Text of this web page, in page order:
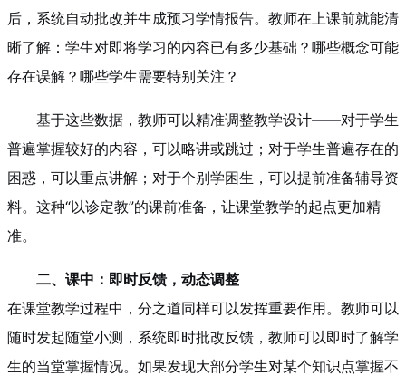
后，系统自动批改并生成预习学情报告。教师在上课前就能清
晰了解：学生对即将学习的内容已有多少基础？哪些概念可能
存在误解？哪些学生需要特别关注？
基于这些数据，教师可以精准调整教学设计——对于学生
普遍掌握较好的内容，可以略讲或跳过；对于学生普遍存在的
困惑，可以重点讲解；对于个别学困生，可以提前准备辅导资
料。这种“以诊定教”的课前准备，让课堂教学的起点更加精
准。
二、课中：即时反馈，动态调整
在课堂教学过程中，分之道同样可以发挥重要作用。教师可以
随时发起随堂小测，系统即时批改反馈，教师可以即时了解学
生的当堂掌握情况。如果发现大部分学生对某个知识点掌握不